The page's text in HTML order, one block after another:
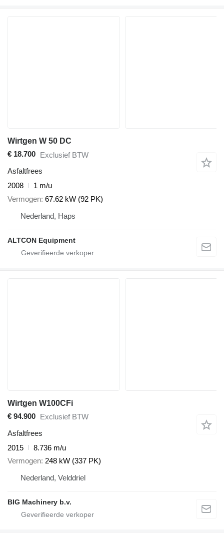
Wirtgen W 50 DC
€ 18.700 Exclusief BTW
Asfaltfrees
2008
1 m/u
Vermogen 67.62 kW (92 PK)
Nederland, Haps
ALTCON Equipment
Wirtgen W100CFi
€ 94.900 Exclusief BTW
Asfaltfrees
2015
8.736 m/u
Vermogen 248 kW (337 PK)
Nederland, Velddriel
BIG Machinery b.v.